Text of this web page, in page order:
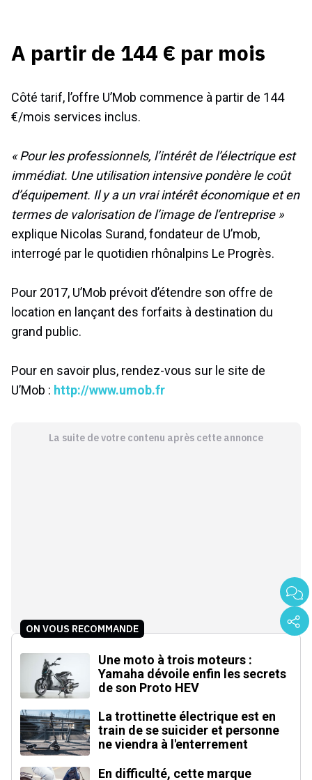
A partir de 144 € par mois
Côté tarif, l’offre U’Mob commence à partir de 144
€/mois services inclus.
« Pour les professionnels, l’intérêt de l’électrique est
immédiat. Une utilisation intensive pondère le coût
d’équipement. Il y a un vrai intérêt économique et en
termes de valorisation de l’image de l’entreprise »
explique Nicolas Surand, fondateur de U’mob,
interrogé par le quotidien rhônalpins Le Progrès.
Pour 2017, U’Mob prévoit d’étendre son offre de
location en lançant des forfaits à destination du
grand public.
Pour en savoir plus, rendez-vous sur le site de
U’Mob : http://www.umob.fr
La suite de votre contenu après cette annonce
ON VOUS RECOMMANDE
Une moto à trois moteurs :
Yamaha dévoile enfin les secrets
de son Proto HEV
La trottinette électrique est en
train de se suicider et personne
ne viendra à l'enterrement
En difficulté, cette marque